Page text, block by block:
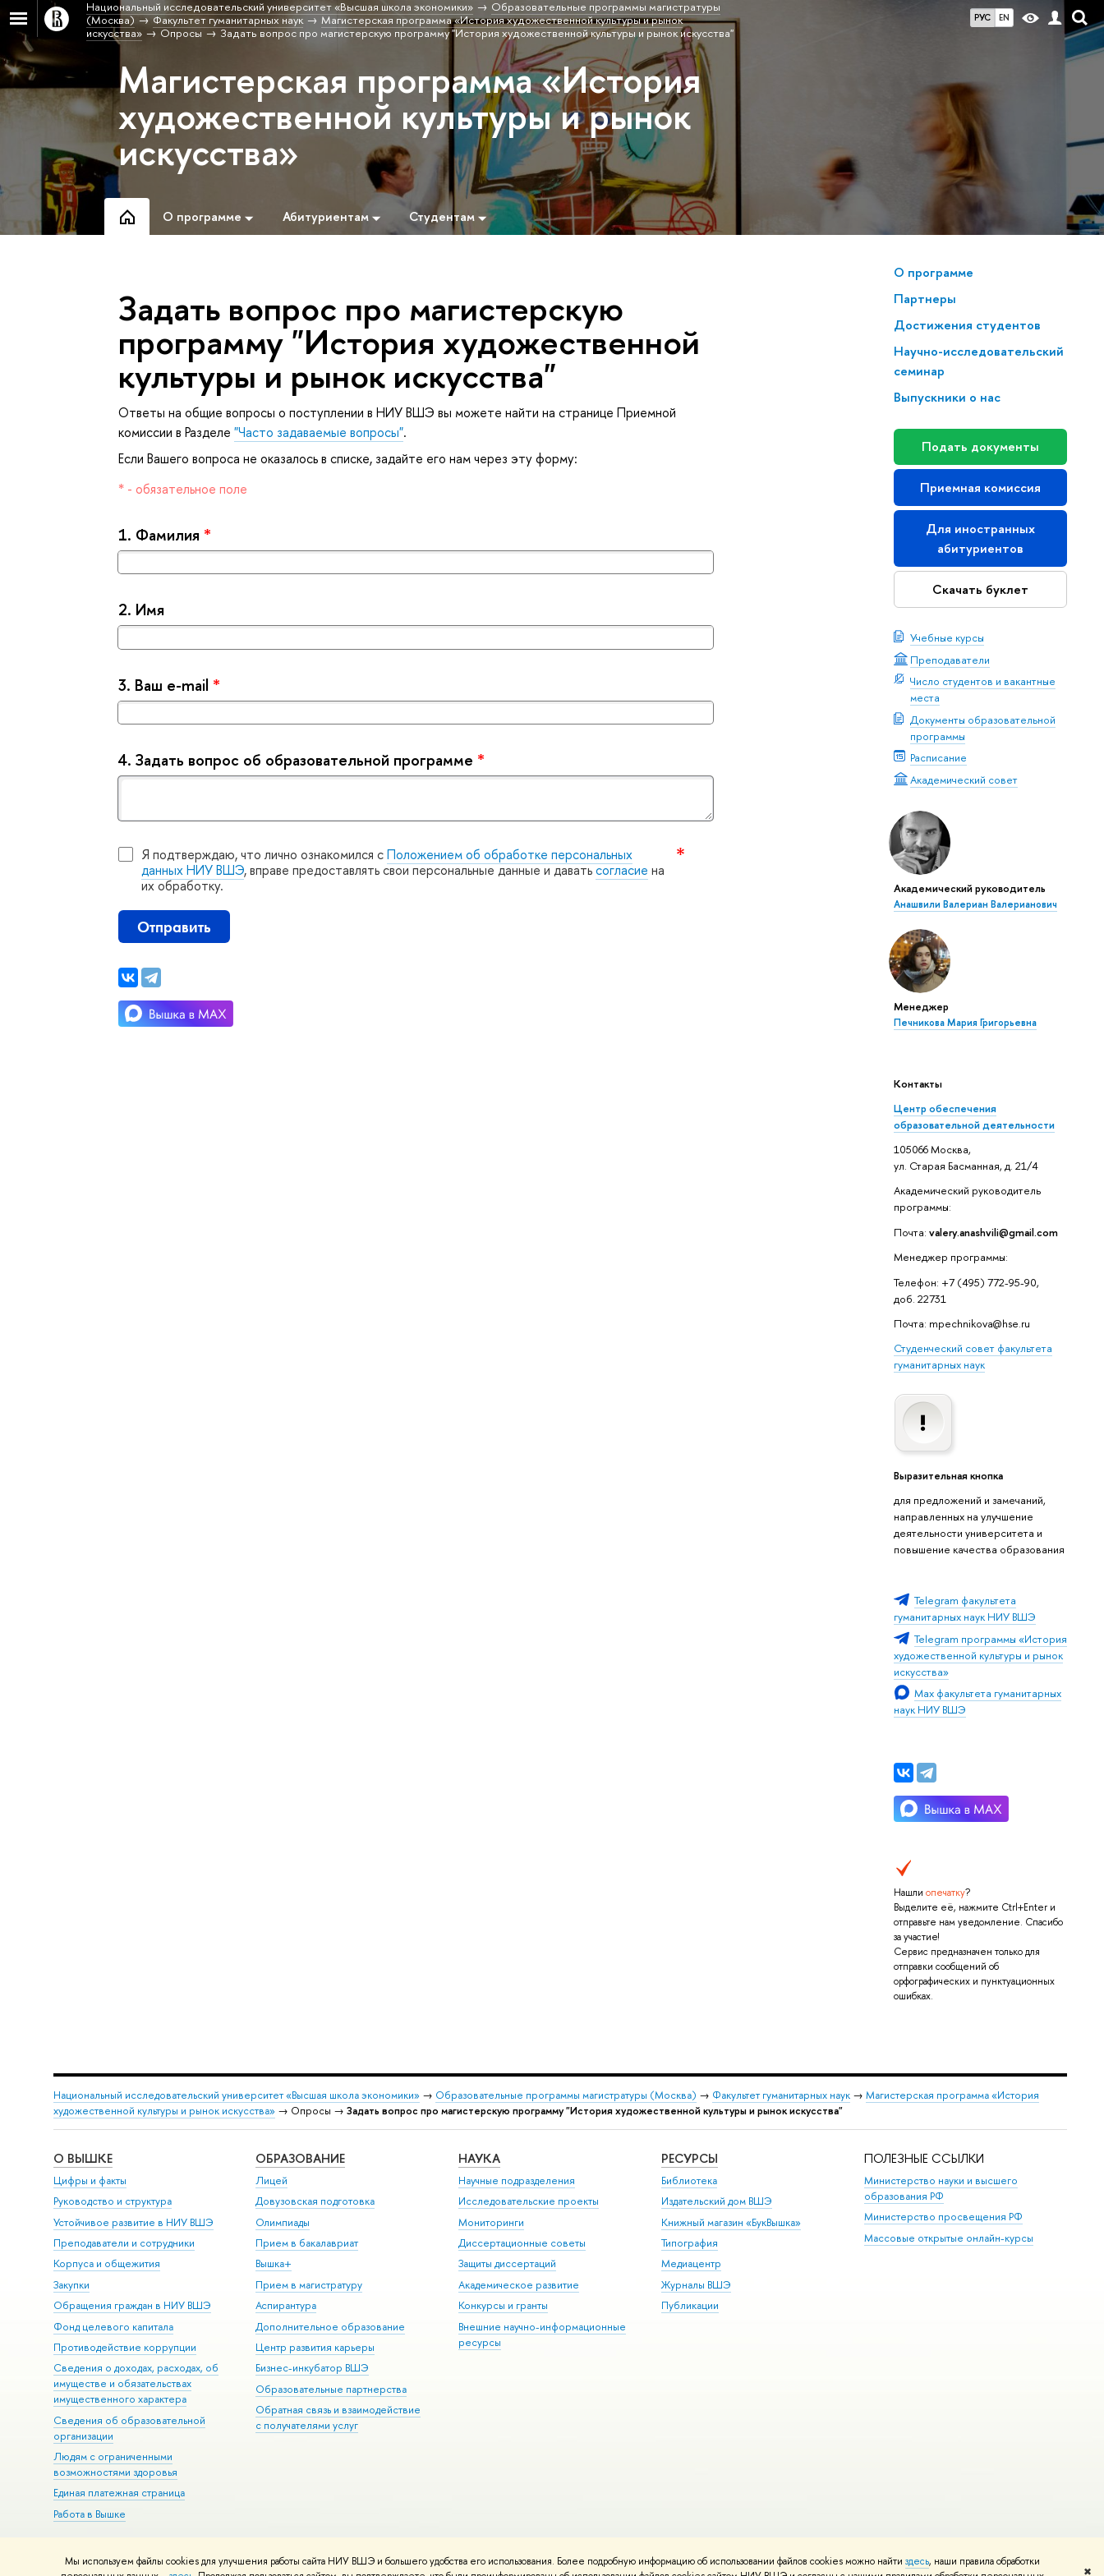
Мы используем файлы cookies для улучшения работы сайта НИУ ВШЭ и большего удобства его использования. Более подробную информацию об использовании файлов cookies можно найти здесь, наши правила обработки
✖
РУС EN
Национальный исследовательский университет «Высшая школа экономики»
Образовательные программы магистратуры
(Москва)
Факультет гуманитарных наук
Магистерская программа «История художественной культуры и рынок
искусства»
Опросы Задать вопрос про магистерскую программу "История художественной культуры и рынок искусства"
Магистерская программа «История
художественной культуры и рынок
искусства»
О программе Абитуриентам Студентам
О программе
Партнеры
Достижения студенто
На­уч­но-ис­сле­до­ва­тель­ский
семинар
ыпускники о нас
Подать документы
Приемная комиссия
Для иностранных
абитуриенто
Скачать буклет
Учебные курсы
Преподаватели
Число студентов и вакантные
места
Документы образовательной
программы
Расписание
Академический совет
Академический руководитель
Анашвили Валериан Валерианович
Менеджер
Печникова Мария Григорьевна
Контакты
Центр обеспечения
образовательной деятельности
105066 Москва,
ул. Старая Басманная, д. 21/4
Академический руководитель
программы:
Почта: valery.anashvili@gmail.com
Менеджер программы:
Телефон: +7 (495) 772-95-90,
доб. 22731
Почта: mpechnikova@hse.ru
Студенческий совет факультета
уманитарных наук
ыразительная кнопка
для предложений и замечаний,
направленных на улучшение
деятельности университета и
повышение качества образования
Telegram факультета
уманитарных наук НИУ ВШЭ
Telegram программы «История
художественной культуры и рынок
искусства»
Max факультета гуманитарных
наук НИУ ВШЭ
Нашли опечатку?
ыделите её, нажмите Ctrl+Enter и
отправьте нам уведомление. Спасибо
за участие!
Сервис предназначен только для
отправки сообщений о
орфографических и пунктуационных
ошибках.
Задать вопрос про магистерскую
программу "История художественной
культуры и рынок искусства"
Ответы на общие вопросы о поступлении в НИУ ВШЭ вы можете найти на странице Приемной
комиссии в Разделе"Часто задаваемые вопросы".
Если Вашего вопроса не оказалось в списке, задайте его нам через эту форму:
* - обязательное поле
1. Фамилия *
2. Имя
3. аш e-mail *
4.Задать вопрос об образовательной программе *
Я подтверждаю, что лично ознакомился сПоложением об обработке персональных
данных НИУ ВШЭ, вправе предоставлять свои персональные данные и даватьсогласие на
их обработку.
Отправить
Национальный исследовательский университет «Высшая школа экономики» → Образовательные программы магистратуры (Москва) → Факультет гуманитарных наук→ Магистерская программа «История
художественной культуры и рынок искусства» → Опросы → Задать вопрос про магистерскую программу "История художественной культуры и рынок искусства"
О ВЫШКЕ
Цифры и факты
Руководство и структура
Устойчивое развитие в НИУ ВШЭ
Преподаватели и сотрудники
Корпуса и общежития
Закупки
Обращения граждан в НИУ ВШЭ
Фонд целевого капитала
Противодействие коррупции
Сведения о доходах, расходах, о
имуществе и обязательствах
имущественного характера
Сведения об образовательной
организации
Людям с ограниченными
озможностями здоровья
Единая платежная страница
Работа в Вышке
ОБРАЗОВАНИЕ
Лицей
Довузовская подготовка
Олимпиады
Прием в бакалавриат
ышка+
Прием в магистратуру
Аспирантура
Дополнительное образование
Центр развития карьеры
Бизнес-инкубатор ВШЭ
Образовательные партнерства
Обратная связь и взаимодействие
с получателями услу
НАУКА
Научные подразделения
Исследовательские проекты
Мониторинги
Диссертационные советы
Защиты диссертаций
Академическое развитие
Конкурсы и гранты
нешние научно-информационные
ресурсы
РЕСУРСЫ
Библиотека
Издательский дом ВШЭ
Книжный магазин «БукВышка»
Типография
Медиацентр
Журналы ВШЭ
Публикации
ПОЛЕЗНЫЕ ССЫЛКИ
Министерство науки и высшего
образования РФ
Министерство просвещения РФ
Массовые открытые онлайн-курсы
Редактору
© НИУ ВШЭ 1993–2026 Адреса и контакты Условия использования материало Политика конфиденциальности Карта сайта